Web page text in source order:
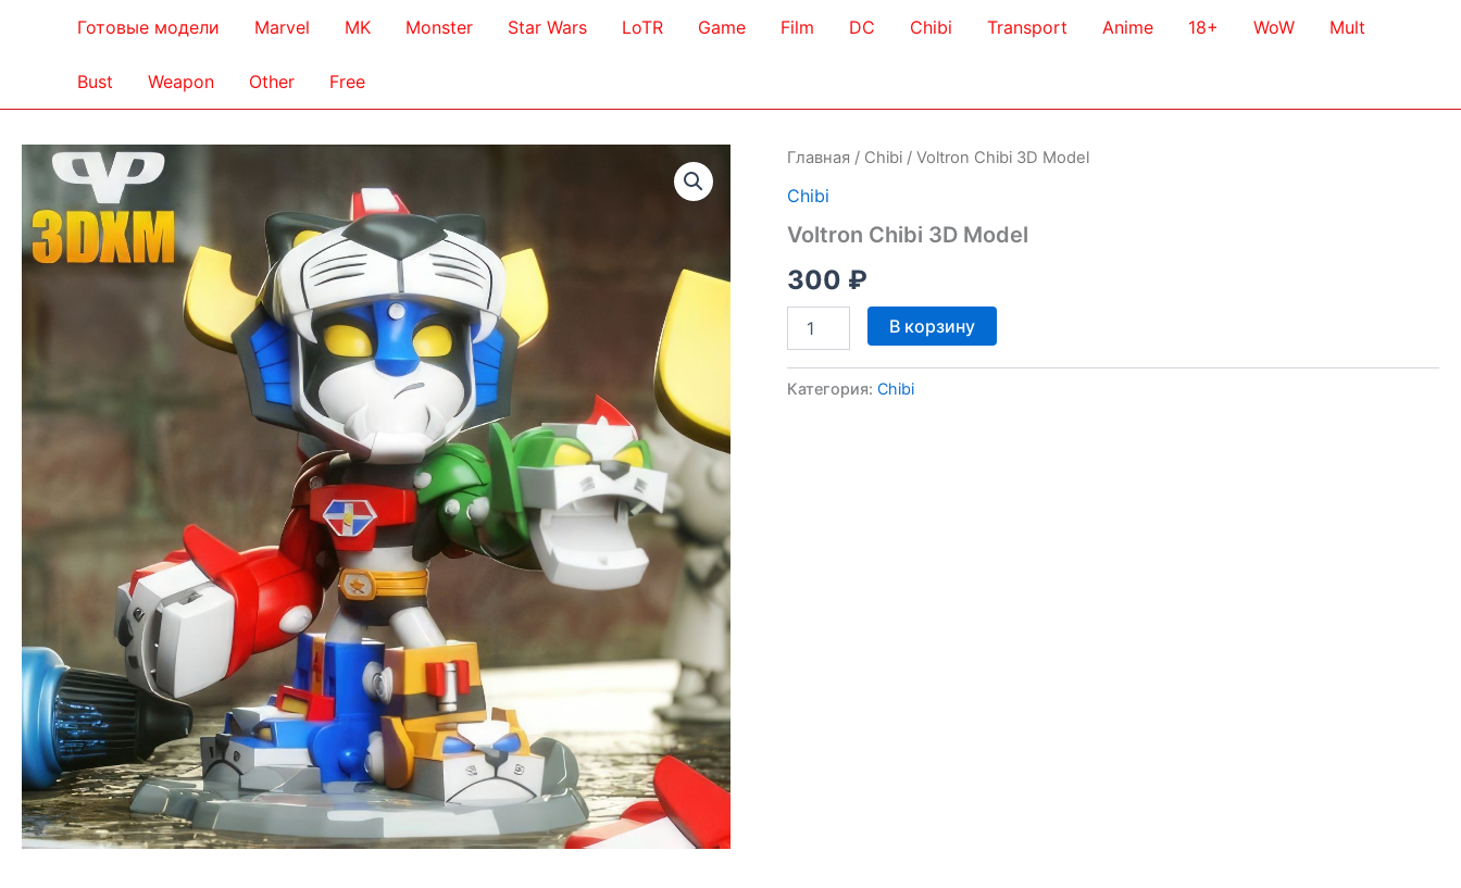
Готовые модели Marvel MK Monster Star Wars LoTR Game Film DC Chibi Transport Anime 18+ WoW Mult
Bust Weapon Other Free
Главная / Chibi / Voltron Chibi 3D Model
Chibi
Voltron Chibi 3D Model
300 ₽
Количество
товара
Chibi
В корзину
Категория:Chibi